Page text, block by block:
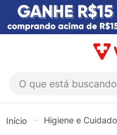
O que está buscando
Higiene e
º